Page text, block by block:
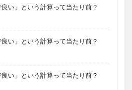
い」という計算って当たり前？
い」という計算って当たり前？
い」という計算って当たり前？